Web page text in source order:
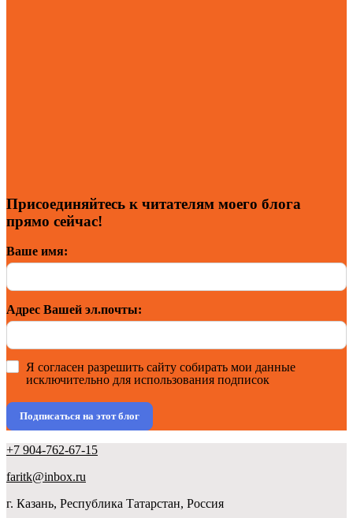
Присоединяйтесь к читателям моего блога
прямо сейчас!
Ваше имя:
Адрес Вашей эл.почты:
Я согласен разрешить сайту собирать мои данные
исключительно для использования подписок
Подписаться на этот блог
+7 904-762-67-15
faritk@inbox.ru
г. Казань, Республика Татарстан, Россия